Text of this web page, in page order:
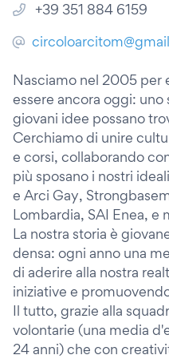
+39 351 884 6159
Nasciamo nel 2005 per
essere ancora oggi: uno
giovani idee possano
Cerchiamo di unire
e corsi, collaborando
più sposano i nostri
e Arci Gay,
Lombardia, SAI Enea, e
La nostra storia è
densa: ogni anno una
di aderire alla nostra
iniziative e
Il tutto, grazie alla
volontarie (una media
24 anni) che con